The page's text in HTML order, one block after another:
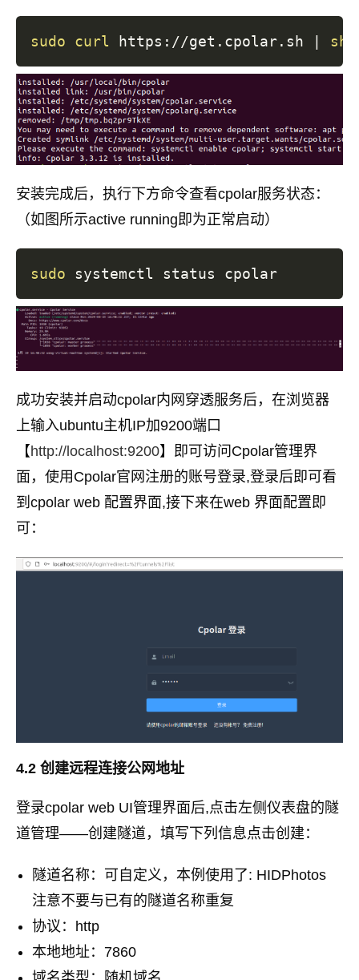
sudo curl https://get.cpolar.sh sh
安装完成后，执行下方命令查看cpolar服务状态：
（如图所示active running即为正常启动）
sudo
成功安装并启动cpolar内网穿透服务后，在浏览器
上输入ubuntu主机IP加9200端口
【http://localhost:9200】即可访问Cpolar管理界
面，使用Cpolar官网注册的账号登录,登录后即可看
到cpolar web 配置界面,接下来在web 界面配置即
可：
4.2 创建远程连接公网地址
登录cpolar web UI管理界面后,点击左侧仪表盘的隧
道管理——创建隧道，填写下列信息点击创建：
隧道名称：可自定义，本例使用了: HIDPhotos
注意不要与已有的隧道名称重复
协议：http
本地地址：7860